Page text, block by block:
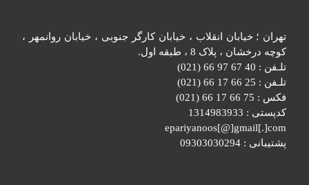
تهران ؛ خیابان انقلاب ، خیابان کارگر جنوبی ، خیابان روانمهر ،
کوچه درخشان ، پلاک 8 ، طبقه اول.
تلـفن : 40 67 97 66 (021)
تلـفن : 25 66 17 66 (021)
فکس : 75 66 17 66 (021)
کدپستی : 1314983933
epariyanoos[@]gmail[.]com
پشتیبانی : 09303030294